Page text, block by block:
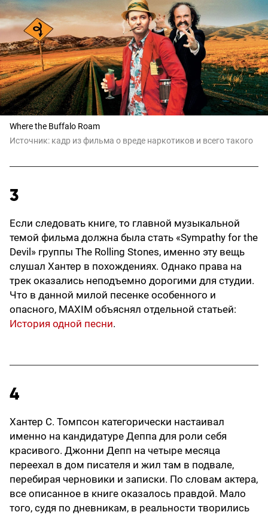
Where the Buffalo Roam
Источник: кадр из фильма о вреде наркотиков и всего такого
3
Если следовать книге, то главной музыкальной
темой фильма должна была стать «Sympathy for the
Devil» группы The Rolling Stones, именно эту вещь
слушал Хантер в похождениях. Однако права на
трек оказались неподъемно дорогими для студии.
Что в данной милой песенке особенного и
опасного, MAXIM объяснял отдельной статьей:
История одной песни.
4
Хантер С. Томпсон категорически настаивал
именно на кандидатуре Деппа для роли себя
красивого. Джонни Депп на четыре месяца
переехал в дом писателя и жил там в подвале,
перебирая черновики и записки. По словам актера,
все описанное в книге оказалось правдой. Мало
того, судя по дневникам, в реальности творились